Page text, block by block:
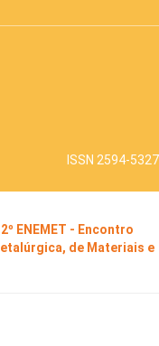
ISSN 2594-5327
ENEMET - Encontro
de Materiais e